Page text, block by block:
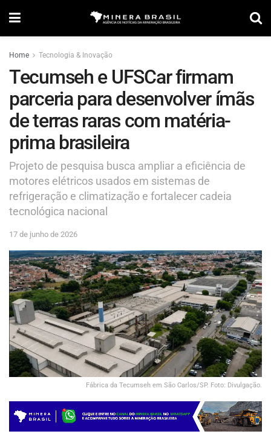
Home Tecnologia & Inovação
Tecumseh e UFSCar firmam
parceria para desenvolver ímãs
de terras raras com matéria-
prima brasileira
Projeto de pesquisa busca ampliar a eficiência de
motores elétricos usados em sistemas de
refrigeração e climatização e fortalecer cadeia
tecnológica nacional
17 de junho de 2026
Fábrica da Tecumseh em São Carlos/SP. Foto: Divulgação.